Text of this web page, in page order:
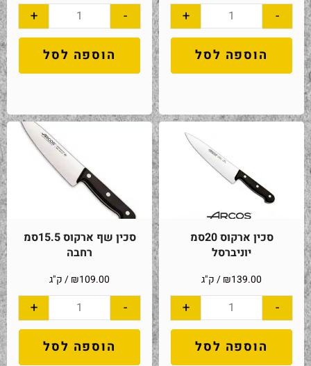
-
+
הוספה לסל
-
+
הוספה לסל
סכין ארקוס 20סמ
יוניברסל
₪139.00 / ק"ג
-
+
הוספה לסל
סכין שף ארקוס 15.5סמ
רחבה
₪109.00 / ק"ג
-
+
הוספה לסל